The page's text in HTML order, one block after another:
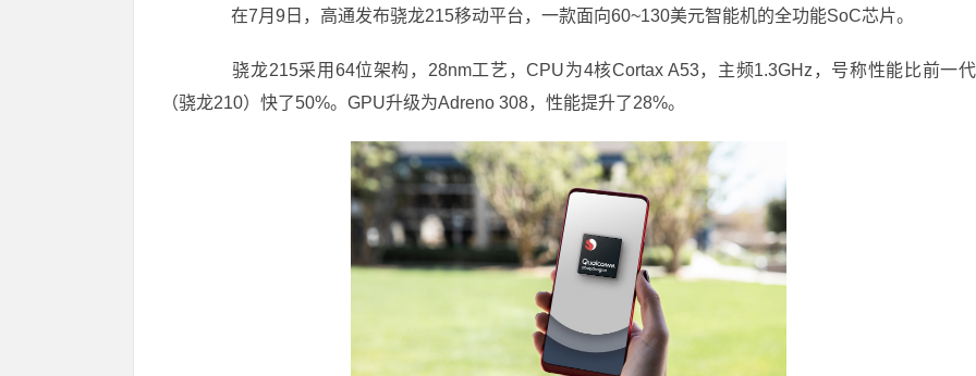
在7月9日，高通发布骁龙215移动平台，一款面向60~130美元智能机的全功能SoC芯片。
骁龙215采用64位架构，28nm工艺，CPU为4核Cortax A53，主频1.3GHz，号称性能比前一代
（骁龙210）快了50%。GPU升级为Adreno 308，性能提升了28%。